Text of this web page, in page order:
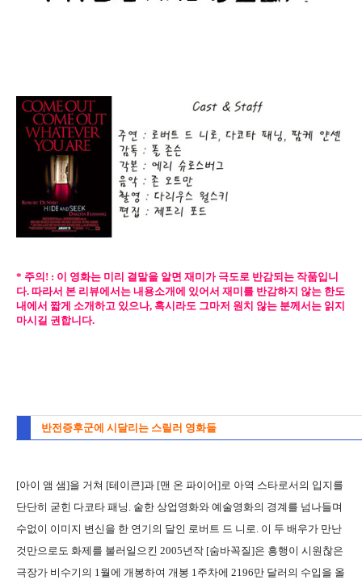
* 주의! : 이 영화는 미리 결말을 알면 재미가 극도로 반감되는 작품입니
다. 따라서 본 리뷰에서는 내용소개에 있어서 재미를 반감하지 않는 한도
내에서 짧게 소개하고 있으나, 혹시라도 그마저 원치 않는 분께서는 읽지
마시길 권합니다.
반전증후군에 시달리는 스릴러 영화들
[아이 앰 샘]을 거쳐 [테이큰]과 [맨 온 파이어]로 아역 스타로서의 입지를
단단히 굳힌 다코타 패닝. 숱한 상업영화와 예술영화의 경계를 넘나들며
수없이 이미지 변신을 한 연기의 달인 로버트 드 니로. 이 두 배우가 만난
것만으로도 화제를 불러일으킨 2005년작 [숨바꼭질]은 흥행이 시원찮은
극장가 비수기의 1월에 개봉하여 개봉 1주차에 2196만 달러의 수입을 올